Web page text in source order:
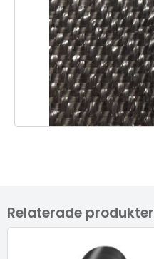
Relaterade produkter